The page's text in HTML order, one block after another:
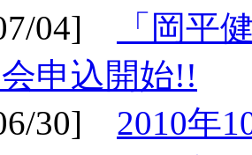
04]
「岡平
申込開始!!
30] 2010年